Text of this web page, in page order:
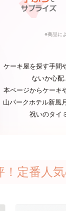
※商品に
ケーキ屋を探す手間
ないか心
本ページからケーキ
山パークホテル新風
祝いのタイ
！定番人